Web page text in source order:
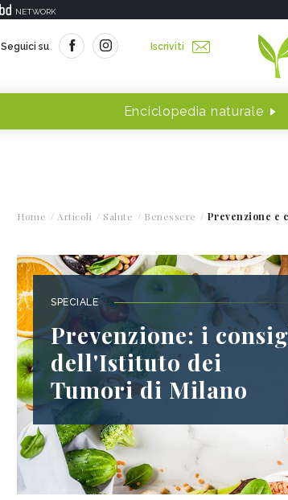
NETWORK
Seguici su Iscriviti
Enciclopedia naturale
Home Articoli Salute Benessere Prevenzione e
SPECIALE
Prevenzione: i
dell'Istituto dei
Tumori di Milano